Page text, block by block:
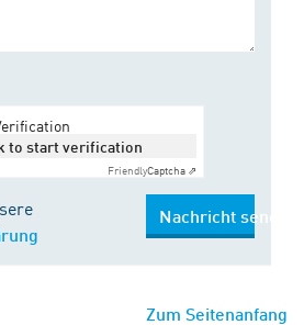
to start verification
FriendlyCaptcha ⇗
Nachricht senden
Zum Seitenanfang